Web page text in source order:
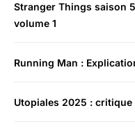
Stranger Things saison
volume 1
Running Man :
Utopiales 2025 : critique